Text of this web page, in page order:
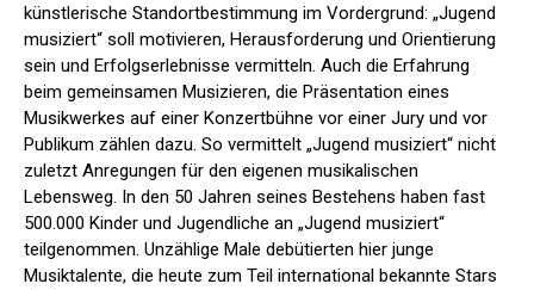
künstlerische Standortbestimmung im Vordergrund: „Jugend
musiziert“ soll motivieren, Herausforderung und Orientierung
sein und Erfolgserlebnisse vermitteln. Auch die Erfahrung
beim gemeinsamen Musizieren, die Präsentation eines
Musikwerkes auf einer Konzertbühne vor einer Jury und vor
Publikum zählen dazu. So vermittelt „Jugend musiziert“ nicht
zuletzt Anregungen für den eigenen musikalischen
Lebensweg. In den 50 Jahren seines Bestehens haben fast
500.000 Kinder und Jugendliche an „Jugend musiziert“
teilgenommen. Unzählige Male debütierten hier junge
Musiktalente, die heute zum Teil international bekannte Stars